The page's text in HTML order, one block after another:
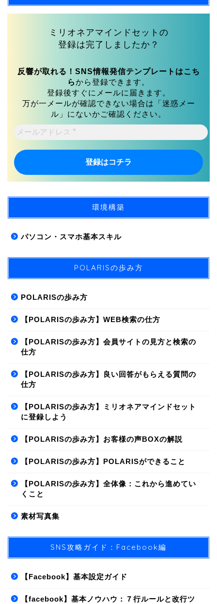
ミリオネアマインドセットの
登録は完了しましたか？
反響が取れる！SNS情報発信テンプレートはこち
らから登録できます。
登録後すぐにメールに届きます。
万が一メールが確認できない場合は「迷惑メー
ル」にないかご確認ください。
メ
ー
ル
ア
ド
レ
環境構築
パソコン・スマホ基本スキル
POLARISの歩み方
POLARISの歩み方
【POLARISの歩み方】WEB検索の仕方
【POLARISの歩み方】会員サイトの見方と検索の
仕方
【POLARISの歩み方】良い回答がもらえる質問の
仕方
【POLARISの歩み方】ミリオネアマインドセット
に登録しよう
【POLARISの歩み方】お客様の声BOXの解説
【POLARISの歩み方】POLARISができること
【POLARISの歩み方】全体像：これから進めてい
くこと
素材写真集
SNS攻略ガイド：Facebook編
【Facebook】基本設定ガイド
【facebook】基本ノウハウ：７行ルールと改行ツ